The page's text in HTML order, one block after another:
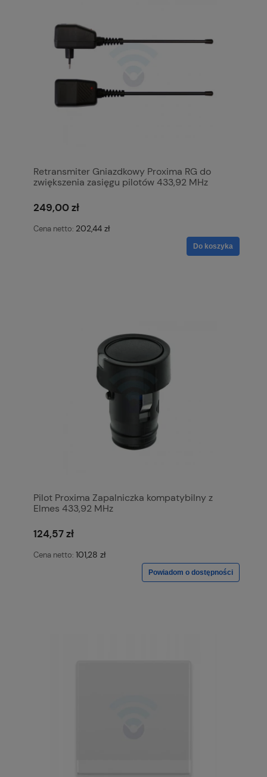
Retransmiter Gniazdkowy Proxima RG do
zwiększenia zasięgu pilotów 433,92 MHz
249,00 zł
Cena netto: 202,44 zł
Do koszyka
Pilot Proxima Zapalniczka kompatybilny z
Elmes 433,92 MHz
124,57 zł
Cena netto: 101,28 zł
Powiadom o dostępności